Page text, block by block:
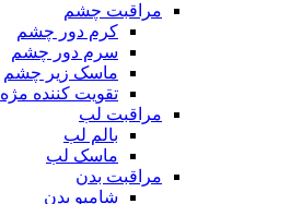
مراقبت چشم
کرم دور چشم
سرم دور چشم
ماسک زیر چشم
تقویت کننده مژه
مراقبت لب
بالم لب
ماسک لب
مراقبت بدن
شامپو بدن